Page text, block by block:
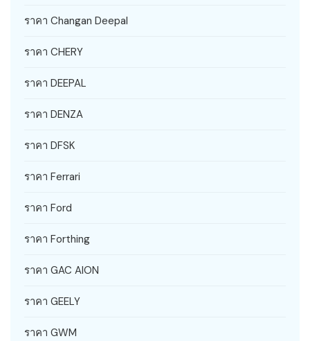
ราคา Changan Deepal
ราคา CHERY
ราคา DEEPAL
ราคา DENZA
ราคา DFSK
ราคา Ferrari
ราคา Ford
ราคา Forthing
ราคา GAC AION
ราคา GEELY
ราคา GWM